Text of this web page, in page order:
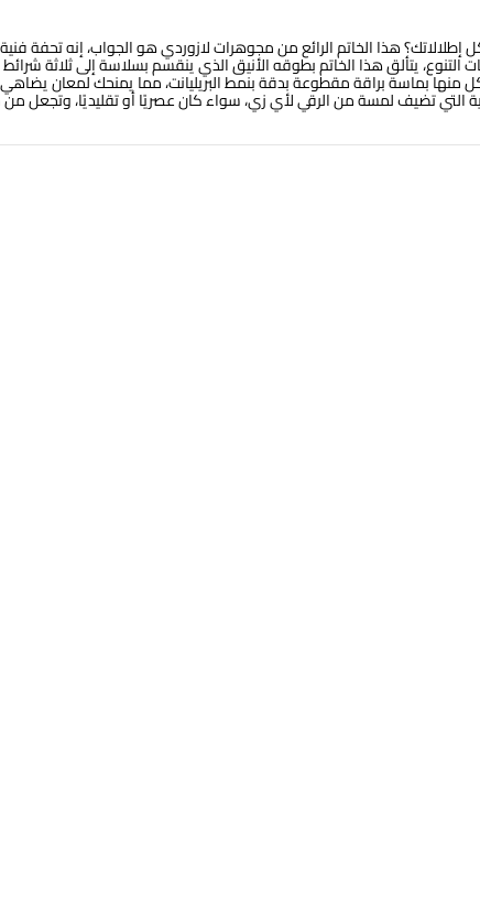
هذا الخاتم الرائع من مجوهرات لازوردي هو الجواب، إنه تحفة فنية
يتألق هذا الخاتم بطوقه الأنيق الذي ينقسم بسلاسة إلى ثلاثة
عيارات 18 قيراط، يتلألأ كل منها بماسة براقة مقطوعة بدقة بنمط البريليانت، مما يمنحك
التي تضيف لمسة من الرقي لأي زي، سواء كان عصريًا أو تقليديًا، وتجعل